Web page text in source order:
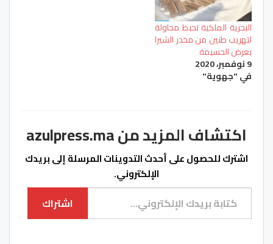
البحرية الملكية تحبط محاولة
لتهريب طنين من مخدر الشيرا
بعرض الحسيمة
9 نوفمبر، 2020
في "جهوية"
اكتشاف المزيد من azulpress.ma
اشترك للحصول على أحدث التدوينات المرسلة إلى بريدك
الإلكتروني.
كتابة بريدك الإلكتروني...
اشتراك